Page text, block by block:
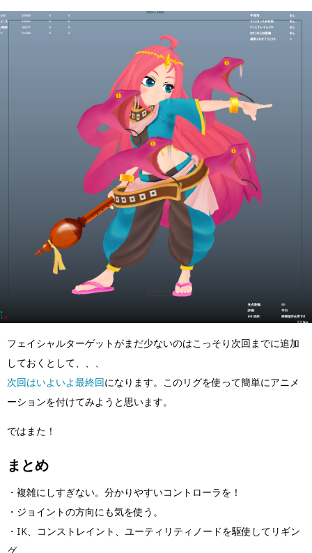
フェイシャルターゲットがまだ少ないのはこっそり次回までに追加
しておくとして、、、
次回はいよいよ最終回になります。このリグを使って簡単にアニメ
ーションを付けてみようと思います。
ではまた！
まとめ
・複雑にしすぎない。分かりやすいコントローラを！
・ジョイントの方向にも気を使う。
・IK、コンストレイント、ユーティリティノードを駆使してリギン